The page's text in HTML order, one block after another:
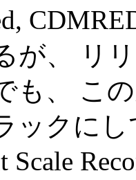
が、 リ
も、 こ
ックに
Scale